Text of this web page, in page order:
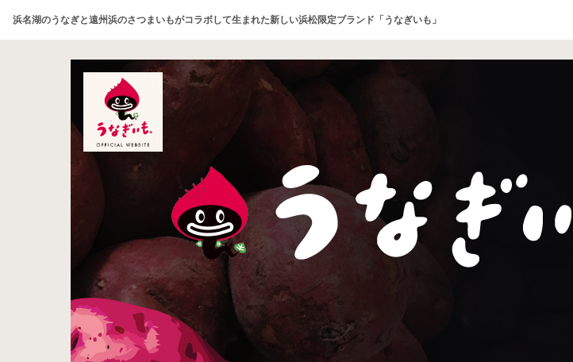
浜名湖のうなぎと遠州浜のさつまいもがコラボして生まれた新しい浜松限定ブランド「うなぎいも」